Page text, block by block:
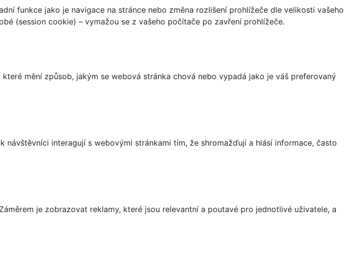
funkce jako je navigace na stránce nebo změna rozlišení prohlížeče dle velikosti vašeho
(session cookie) – vymažou se z vašeho počítače po zavření prohlížeče.
mění způsob, jakým se webová stránka chová nebo vypadá jako je váš preferovaný
interagují s webovými stránkami tím, že shromažďují a hlásí informace, často
je zobrazovat reklamy, které jsou relevantní a poutavé pro jednotlivé uživatele, a